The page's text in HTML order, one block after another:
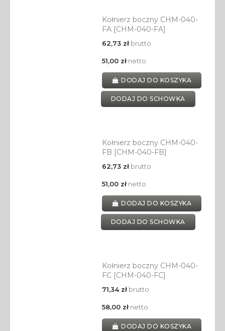
Kołnierz boczny CHM-040-
FA [CHM-040-FA]
62,73 złbrutto
51,00 złnetto
DODAJ DO KOSZYKA
DODAJ DO SCHOWKA
Kołnierz boczny CHM-040-
FB [CHM-040-FB]
62,73 złbrutto
51,00 złnetto
DODAJ DO KOSZYKA
DODAJ DO SCHOWKA
Kołnierz boczny CHM-040-
FC [CHM-040-FC]
71,34 złbrutto
58,00 złnetto
DODAJ DO KOSZYKA